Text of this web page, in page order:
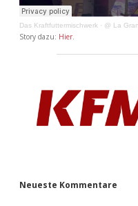
Das Kraftfuttermischwerk · @ La
Story dazu: Hier
Neueste Kommentare